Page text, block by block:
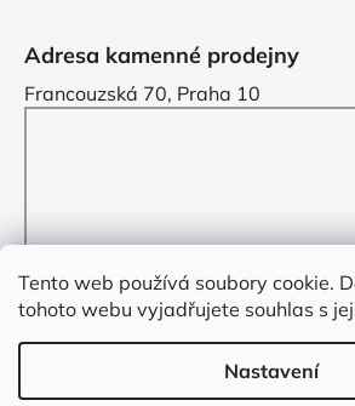
Tento web používá soubory cookie.
tohoto webu vyjadřujete souhlas s
Nastavení
Adresa kamenné prodejny
Francouzská 70, Praha 10